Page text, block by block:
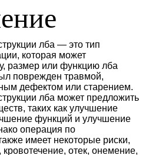
лба — это тип
которая может
размер или функцию лба
поврежден травмой,
дефектом или старением.
лба может предложить
таких как улучшение
функций и улучшение
операция по
имеет некоторые риски,
отек, онемение,